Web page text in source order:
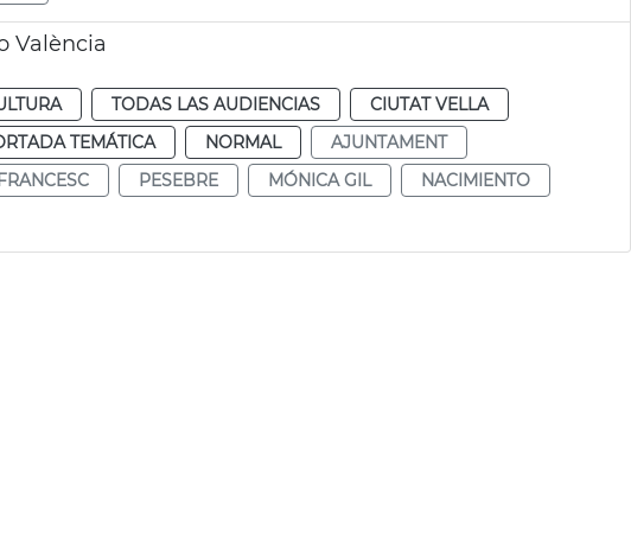
València
TODAS LAS AUDIENCIAS
CIUTAT VELLA
TEMÁTICA NORMAL
AJUNTAMENT
PESEBRE MÓNICA GIL
NACIMIENTO